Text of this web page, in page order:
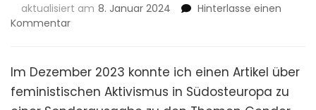
aktualisiert am 8. Januar 2024
Hinterlasse einen
Kommentarzu
Magazin
Außerschulische
Bildung
Im Dezember 2023 konnte ich einen Artikel über
feministischen Aktivismus in Südosteuropa zu